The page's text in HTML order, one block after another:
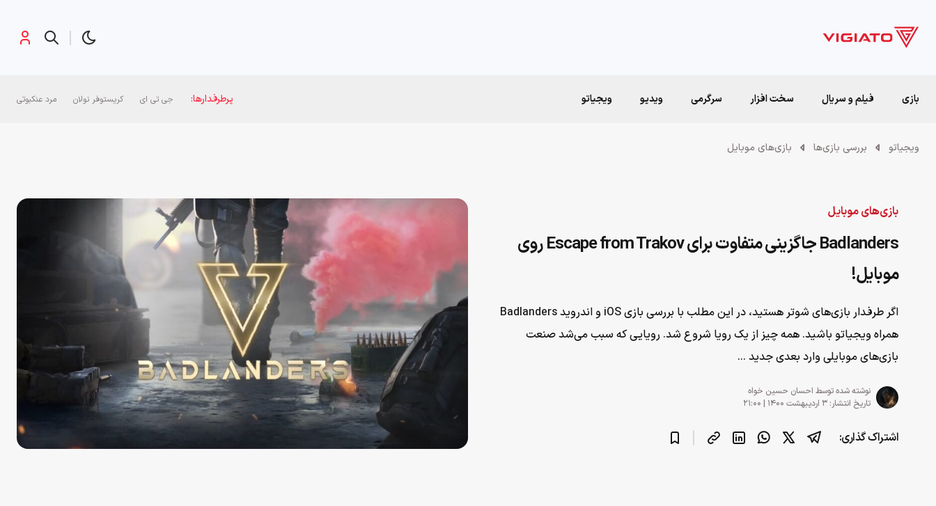
بازی فیلم و سریال سخت افزار سرگرمی ویدیو ویجیاتو پرطرفدارها: جی تی ای کریستوفر نولان مرد عنکبوتی
ویجیاتو بررسی بازی‌ها بازی‌های موبایل
بازی‌های موبایل
Badlanders جاگزینی متفاوت برای Escape from Trakov روی
موبایل!
اگر طرفدار بازی‌های شوتر هستید، در این مطلب با بررسی بازی iOS و اندروید Badlanders
همراه ویجیاتو باشید. همه چیز از یک رویا شروع شد. رویایی که سبب می‌شد صنعت
بازی‌های موبایلی وارد بعدی جدید ...
نوشته شده توسط احسان حسین خواه
تاریخ انتشار: ۳ اردیبهشت ۱۴۰۰ | ۲۱:۰۰
اشتراک گذاری: